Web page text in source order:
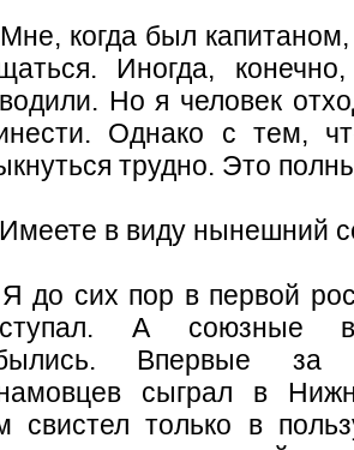
когда был
Иногда,
Но я человек
Однако с тем,
трудно. Это
в виду нынешний
до сих пор в первой
А союзные
Впервые за
сыграл в
свистел только в